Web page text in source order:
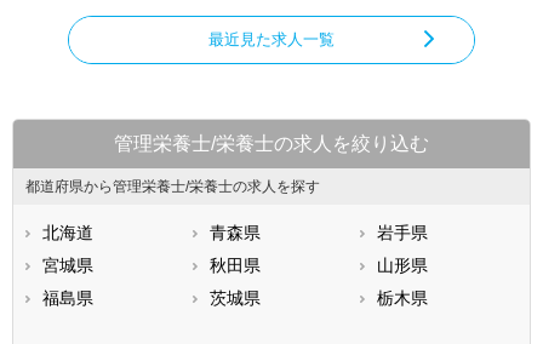
最近見た求人一覧
管理栄養士/栄養士の求人を絞り込む
都道府県から管理栄養士/栄養士の求人を探す
北海道 青森県
岩手県
宮城県
秋田県
山形県
福島県
茨城県
栃木県